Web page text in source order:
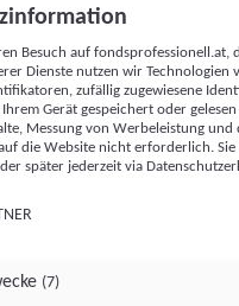
von Werbeleistung
Zielgruppenforschung.
Kennungen (z. B. login-
Kennungen,
mit anderen
Technologien usw.) auf
ausgelesen werden, um es
App oder einer Webseite
der hier aufgeführten
Besuch auf
Dienste nutzen wir Technologien
zufällig zugewiesene
Gerät gespeichert oder
Messung von Werbeleistung
die Website nicht erforderlich.
später jederzeit via
(7)